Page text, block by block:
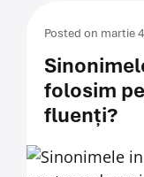
Posted on martie
folosim
fluenți?